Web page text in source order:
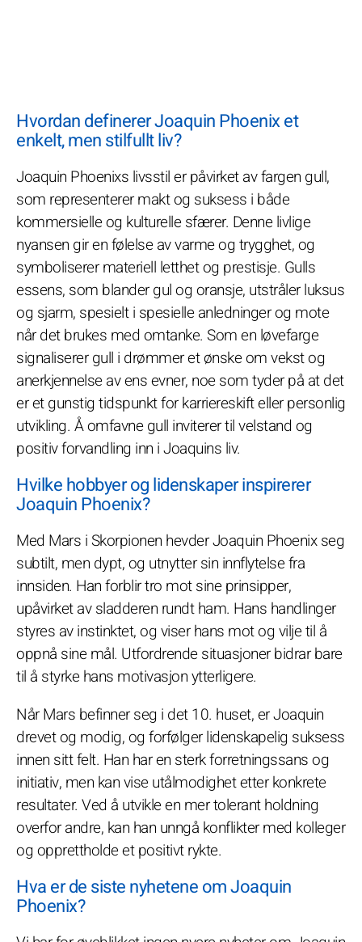
Hvordan definerer Joaquin Phoenix et
enkelt, men stilfullt liv?
Joaquin Phoenixs livsstil er påvirket av fargen gull,
som representerer makt og suksess i både
kommersielle og kulturelle sfærer. Denne livlige
nyansen gir en følelse av varme og trygghet, og
symboliserer materiell letthet og prestisje. Gulls
essens, som blander gul og oransje, utstråler luksus
og sjarm, spesielt i spesielle anledninger og mote
når det brukes med omtanke. Som en løvefarge
signaliserer gull i drømmer et ønske om vekst og
anerkjennelse av ens evner, noe som tyder på at det
er et gunstig tidspunkt for karriereskift eller personlig
utvikling. Å omfavne gull inviterer til velstand og
positiv forvandling inn i Joaquins liv.
Hvilke hobbyer og lidenskaper inspirerer
Joaquin Phoenix?
Med Mars i Skorpionen hevder Joaquin Phoenix seg
subtilt, men dypt, og utnytter sin innflytelse fra
innsiden. Han forblir tro mot sine prinsipper,
upåvirket av sladderen rundt ham. Hans handlinger
styres av instinktet, og viser hans mot og vilje til å
oppnå sine mål. Utfordrende situasjoner bidrar bare
til å styrke hans motivasjon ytterligere.
Når Mars befinner seg i det 10. huset, er Joaquin
drevet og modig, og forfølger lidenskapelig suksess
innen sitt felt. Han har en sterk forretningssans og
initiativ, men kan vise utålmodighet etter konkrete
resultater. Ved å utvikle en mer tolerant holdning
overfor andre, kan han unngå konflikter med kolleger
og opprettholde et positivt rykte.
Hva er de siste nyhetene om Joaquin
Phoenix?